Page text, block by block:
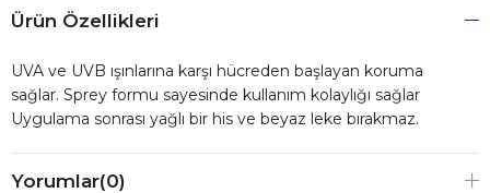
Ürün Özellikleri
UVA ve UVB ışınlarına karşı hücreden başlayan koruma
sağlar. Sprey formu sayesinde kullanım kolaylığı sağlar
Uygulama sonrası yağlı bir his ve beyaz leke bırakmaz.
Yorumlar(0)